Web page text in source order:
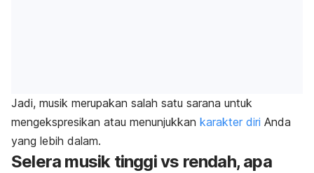
Jadi, musik merupakan salah satu sarana untuk
mengekspresikan atau menunjukkan karakter diri Anda
yang lebih dalam.
Selera musik tinggi vs rendah, apa